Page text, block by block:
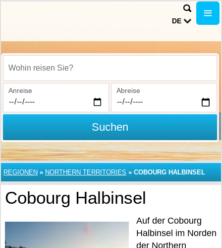
DE
Wohin reisen Sie?
Anreise Abreise
Suchen
REGIONEN » NORTHERN TERRITORIES » COBOURG HALBINSEL
Cobourg Halbinsel
Auf der Cobourg
Halbinsel im Norden
der Northern